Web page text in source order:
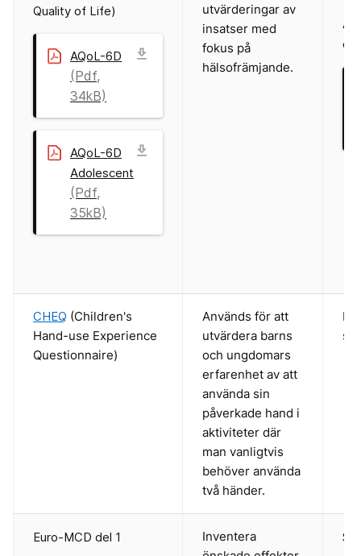
Quality of Life)
AQoL-6D
(Pdf,
34kB)
download
AQoL-6D
Adolescent
(Pdf,
35kB)
download
utvärderingar av
insatser med
fokus på
hälsofrämjande.
CHEQ (Children's
Hand-use Experience
Questionnaire)
Används för att
utvärdera barns
och ungdomars
erfarenhet av att
använda sin
påverkade hand i
aktiviteter där
man vanligtvis
behöver använda
två händer.
Euro-MCD del 1
Inventera